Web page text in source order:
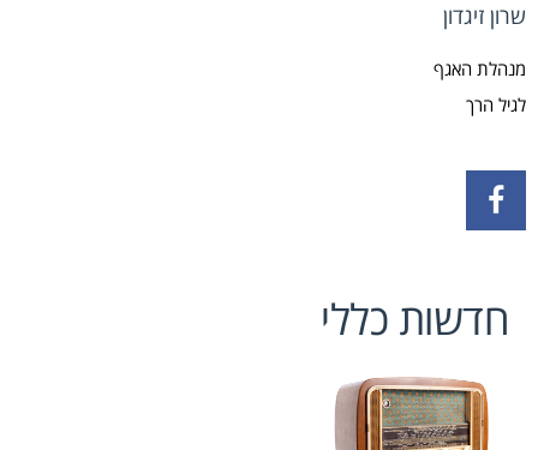
שרון זיגדון
מנהלת האגף
לגיל הרך
חדשות כללי